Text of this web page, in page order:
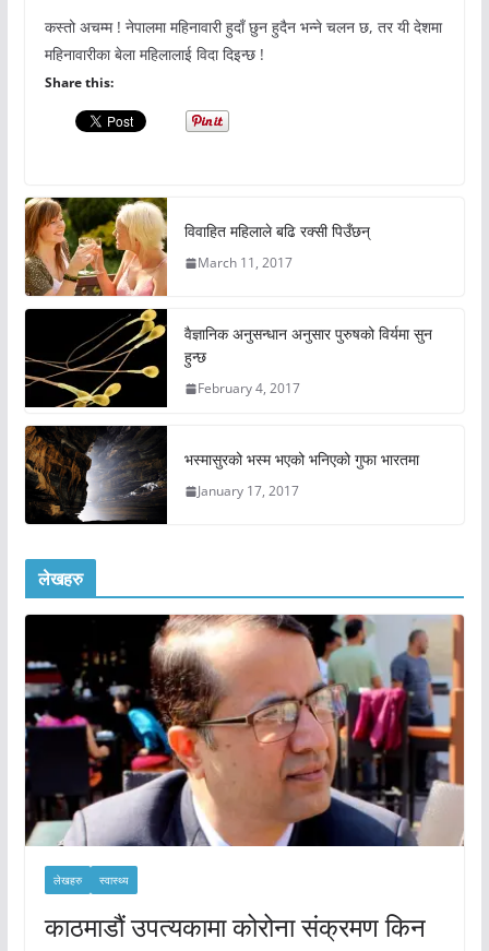
कस्तो अचम्म ! नेपालमा महिनावारी हुदाँ छुन हुदैन भन्ने चलन छ, तर यी देशमा
महिनावारीका बेला महिलालाई विदा दिइन्छ !
Share this:
विवाहित महिलाले बढि रक्सी पिउँछन्
March 11, 2017
वैज्ञानिक अनुसन्धान अनुसार पुरुषको विर्यमा सुन
हुन्छ
February 4, 2017
भस्मासुरको भस्म भएको भनिएको गुफा भारतमा
January 17, 2017
लेखहरु
लेखहरु स्वास्थ्य
काठमाडौं उपत्यकामा कोरोना संक्रमण किन